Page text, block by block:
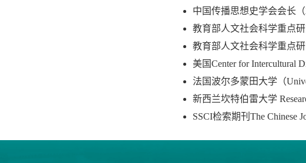
中国传播思想史学会会长（
教育部人文社会科学重点
教育部人文社会科学重点
美国Center for Intercultural
法国波尔多蒙田大学（
新西兰坎特伯雷大学
SSCI检索期刊The Chinese